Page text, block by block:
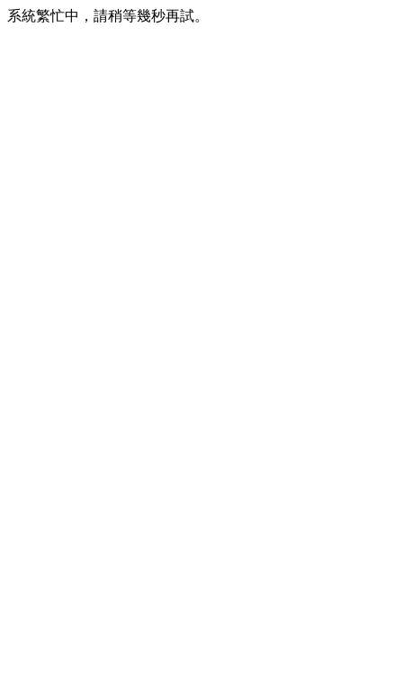
系統繁忙中，請稍等幾秒再試。